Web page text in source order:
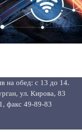
на обед: с 13 до 14.
ул. Кирова, 83
факс 49-89-83